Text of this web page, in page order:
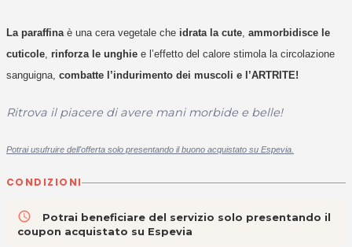
La paraffinaè una cera vegetale che idrata la cute, ammorbidisce le
cuticole, rinforza le unghie e l’effetto del calore stimola la circolazione
sanguigna, combatte l’indurimento dei muscoli e l’ARTRITE!
Ritrova il piacere di avere mani morbide e belle!
Potrai usufruire dell'offerta solo presentando il buono acquistato su Espevia.
CONDIZIONI
access_time
Potrai beneficiare del servizio solo presentando il
coupon acquistato su Espevia